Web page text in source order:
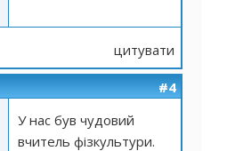
цитувати
#4
У нас був чудовий
вчитель фізкультури.